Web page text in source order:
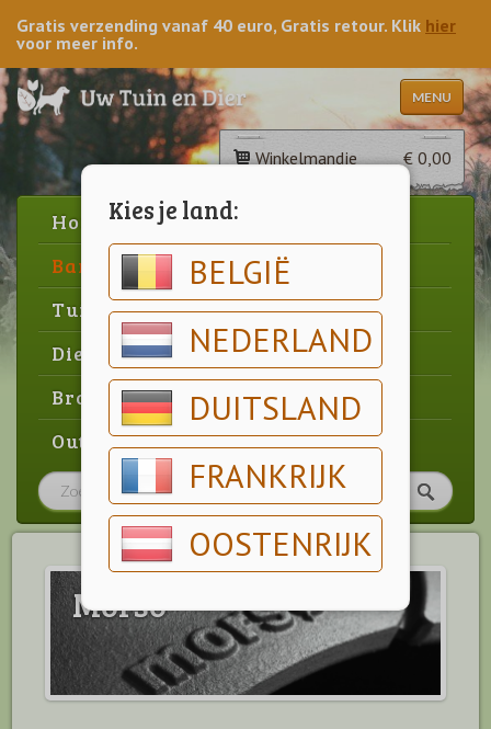
Kies je land:
BELGIË
NEDERLAND
DUITSLAND
FRANKRIJK
OOSTENRIJK
Gratis verzending vanaf 40 euro, Gratis retour. Klik hier
voor meer info.
MENU
Winkelmandje € 0,00
Home
Barbecue
Tuin
Dier
Brood & gebak
Outlet
Morso